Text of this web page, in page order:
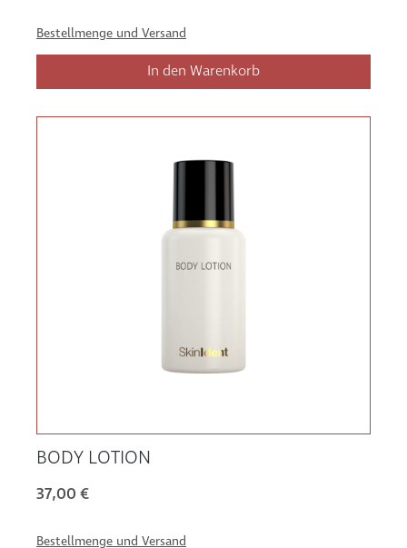
Bestellmenge und Versand
In den Warenkorb
BODY LOTION
37,00 €
Bestellmenge und Versand